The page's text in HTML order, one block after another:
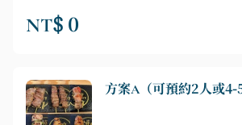
起小酌或深夜小聚的理想之選。寬敞
讓您盡情享受舒適時光。
NT$ 0
方案A（可預約2人或4-